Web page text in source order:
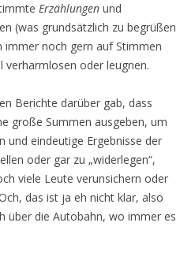
Erzählungen und
(was grundsätzlich zu begrüßen
immer noch gern auf Stimmen
verharmlosen oder leugnen.
Berichte darüber gab, dass
große Summen ausgeben, um
und eindeutige Ergebnisse der
oder gar zu „widerlegen“,
viele Leute verunsichern oder
das ist ja eh nicht klar, also
über die Autobahn, wo immer es